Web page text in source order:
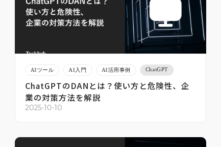
AIツール AI入門 AI活用事例 ChatGPT
ChatGPTのDANとは？使い方と危険性、企
業の対策方法を解説
2025-10-10